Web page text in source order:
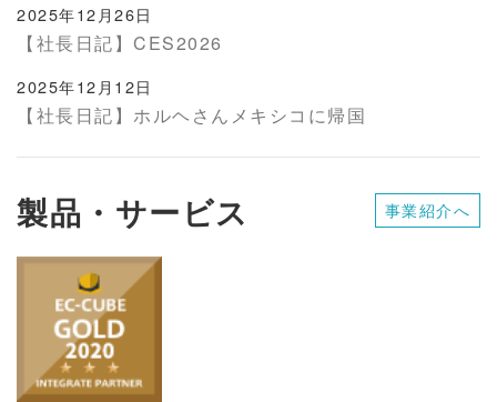
2025年12月26日
【社長日記】CES2026
2025年12月12日
【社長日記】ホルヘさんメキシコに帰国
製品・サービス 事業紹介へ